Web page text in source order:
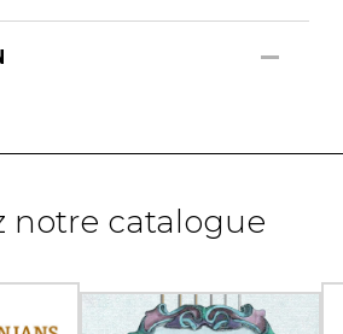
notre catalogue